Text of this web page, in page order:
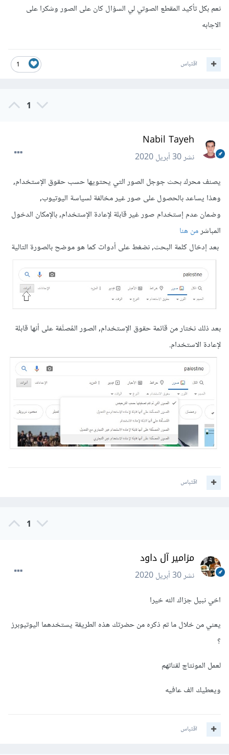
نعم بكل تأكيد المقطع الصوتي لي السؤال كان على الصور وشكرا على
الاجابه
1 اقتباس
1
Nabil Tayeh
نشر30 أبريل 2020
يصنف محرك بحث جوجل الصور التي يحتويها حسب حقوق الإستخدام,
وهذا يساعد بالحصول على صور غير مخالفة لسياسة اليوتيوب,
وضمان عدم إستخدام صور غير قابلة لإعادة الإستخدام, بالإمكان الدخول
المباشرمن هنا
بعد إدخال كلمة البحث, نضغط على أدوات كما هو موضح بالصورة التالية
بعد ذلك نختار من قائمة حقوق الإستخدام, الصور المُصنَّفة على أنها قابلة
لإعادة الاستخدام.
اقتباس
1
مزامير آل داود
نشر30 أبريل 2020
اخي نبيل جزاك الله خيرا
يعني من خلال ما تم ذكره من حضرتك هذه الطريقة يستخدهما اليوتيوبرز
؟
لعمل المونتاج لقناتهم
ويعطيك الف عافيه
اقتباس